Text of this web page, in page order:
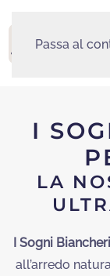
Passa al
I
LA
I Sogni
all’arredo